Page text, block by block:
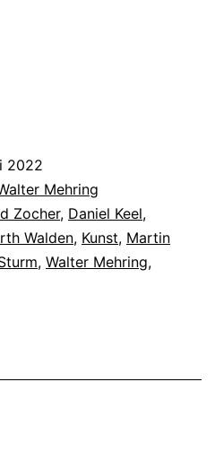
2022
Mehring
Zocher, Daniel Keel,
Walden, Kunst, Martin
, Walter Mehring,